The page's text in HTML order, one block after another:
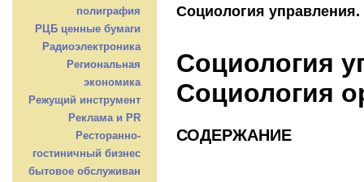
полиграфия
РЦБ ценные бумаги
Радиоэлектроника
Региональная
экономика
Режущий инструмент
Реклама и PR
Ресторанно-
гостиничный бизнес
бытовое обслуживан
Социология
Социология
Социология
СОДЕРЖАНИЕ